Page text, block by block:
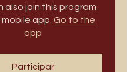
also join this program
app. Go to the
app
Participar